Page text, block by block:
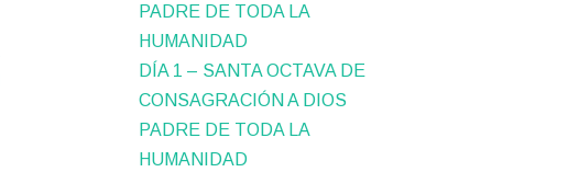
PADRE DE TODA LA
HUMANIDAD
DÍA 1 – SANTA OCTAVA DE
CONSAGRACIÓN A DIOS
PADRE DE TODA LA
HUMANIDAD